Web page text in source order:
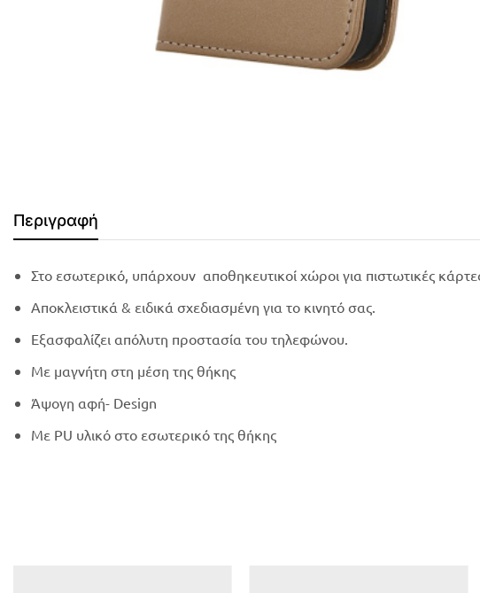
Περιγραφή
Στο εσωτερικό, υπάρχουν αποθηκευτικοί χώροι για πιστωτικές
Αποκλειστικά & ειδικά σχεδιασμένη για το κινητό σας.
Εξασφαλίζει απόλυτη προστασία του τηλεφώνου.
Με μαγνήτη στη μέση της θήκης
Άψογη αφή- Design
Με PU υλικό στο εσωτερικό της θήκης